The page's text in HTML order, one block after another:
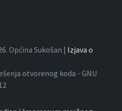
Općina Sukošan | Izjava o
otvorenog koda - GNU